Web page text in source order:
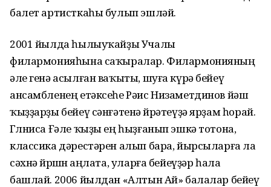
балет артисткаһы булып эшләй.
2001 йылда һылыуҡайҙы Учалы
филармонияһына саҡыралар. Филармонияның
әле генә асылған ваҡыты, шуға күрә бейеү
ансамбленең етәксеһе Рәис Низаметдинов йәш
ҡыҙҙарҙы бейеү сәнғәтенә өйрәтеүҙә ярҙам һорай.
Гөлниса Ғәле ҡыҙы ең һыҙғанып эшкә тотона,
классика дәрестәрен алып бара, йырсыларға ла
сәхнә йөрөшөн аңлата, уларға бейеүҙәр һала
башлай. 2006 йылдан «Алтын Ай» балалар бейеү